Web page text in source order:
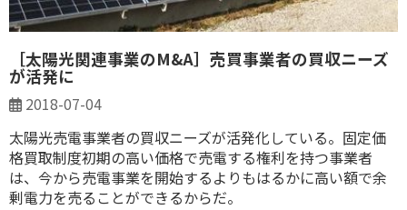
［太陽光関連事業のM&A］売買事業者の買収ニーズ
が活発に
2018-07-04
太陽光売電事業者の買収ニーズが活発化している。固定価
格買取制度初期の高い価格で売電する権利を持つ事業者
は、今から売電事業を開始するよりもはるかに高い額で余
剰電力を売ることができるからだ。